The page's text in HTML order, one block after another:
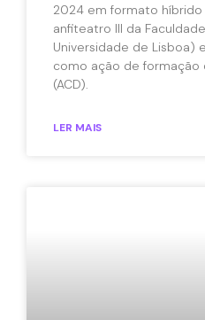
2024 em formato
anfiteatro III da
Universidade de Lisboa)
como ação de formação
(ACD).
LER MAIS